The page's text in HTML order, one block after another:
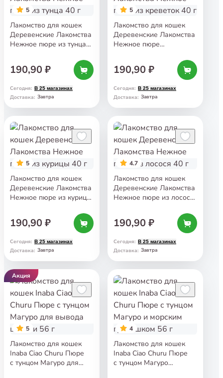
5
Лакомство для кошек
Деревенские Лакомства
Нежное пюре из тунца
190,90 ₽
Сегодня: В 25 магазинах
Доставка: Завтра
5
Лакомство для кошек
Деревенские Лакомства
Нежное пюре
190,90 ₽
Сегодня: В 25 магазинах
Доставка: Завтра
5
Лакомство для кошек
Деревенские Лакомства
Нежное пюре из курицы
190,90 ₽
Сегодня: В 25 магазинах
Доставка: Завтра
4.7
Лакомство для кошек
Деревенские Лакомства
Нежное пюре из лосося
190,90 ₽
Сегодня: В 25 магазинах
Доставка: Завтра
Акция
5
Лакомство для кошек
Inaba Ciao Churu Пюре
с тунцом Магуро для
4
Лакомство для кошек
Inaba Ciao Churu Пюре
с тунцом Магуро